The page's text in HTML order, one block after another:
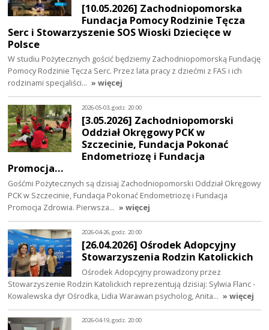
[10.05.2026] Zachodniopomorska
Fundacja Pomocy Rodzinie Tęcza
Serc i Stowarzyszenie SOS Wioski Dziecięce w
Polsce
W studiu Pożytecznych gościć będziemy Zachodniopomorską Fundację
Pomocy Rodzinie Tęcza Serc. Przez lata pracy z dziećmi z FAS i ich
rodzinami specjaliści… » więcej
2026-05-03, godz. 20:00
[3.05.2026] Zachodniopomorski
Oddział Okręgowy PCK w
Szczecinie, Fundacja Pokonać
Endometriozę i Fundacja
Promocja…
Gośćmi Pożytecznych są dzisiaj Zachodniopomorski Oddział Okręgowy
PCK w Szczecinie, Fundacja Pokonać Endometriozę i Fundacja
Promocja Zdrowia. Pierwsza… » więcej
2026-04-26, godz. 20:00
[26.04.2026] Ośrodek Adopcyjny
Stowarzyszenia Rodzin Katolickich
Ośrodek Adopcyjny prowadzony przez
Stowarzyszenie Rodzin Katolickich reprezentują dzisiaj: Sylwia Flanc -
Kowalewska dyr Ośrodka, Lidia Warawan psycholog, Anita… » więcej
2026-04-19, godz. 20:00